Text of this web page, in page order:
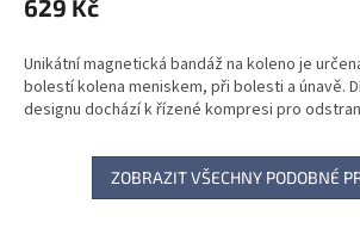
629 Kč
Unikátní magnetická bandáž na koleno je
bolestí kolena meniskem, při bolesti a únavě.
designu dochází k řízené kompresi pro
ZOBRAZIT VŠECHNY PODOBNÉ